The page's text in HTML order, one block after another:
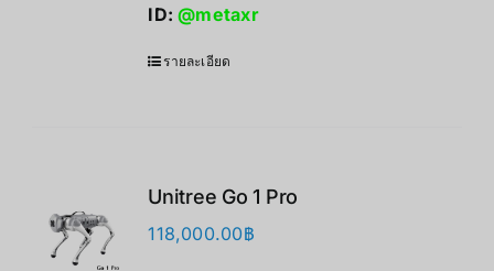
ID:@metaxr
รายละเอียด
Unitree Go 1 Pro
118,000.00฿